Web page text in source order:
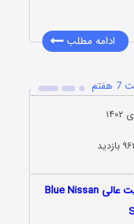
ادامه مطلب
سریال نیسان آبی فصل 2 قسمت 7 با کیفیت عالی Blue Nissan